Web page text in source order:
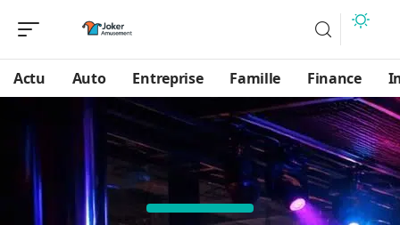
Actu Auto Entreprise Famille Finance